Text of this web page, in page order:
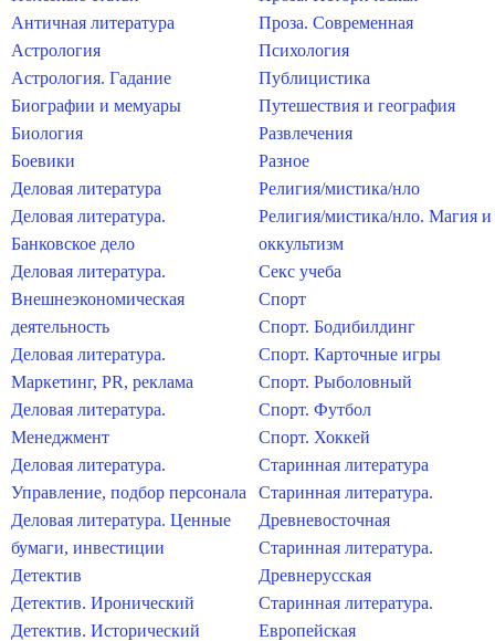
Античная литература
Астрология
Астрология. Гадание
Биографии и мемуары
Биология
Боевики
Деловая литература
Деловая литература.
Банковское дело
Деловая литература.
Внешнеэкономическая
деятельность
Деловая литература.
Маркетинг, PR, реклама
Деловая литература.
Менеджмент
Деловая литература.
Управление, подбор персонала
Деловая литература. Ценные
бумаги, инвестиции
Детектив
Детектив. Иронический
Детектив. Исторический
Проза. Современная
Психология
Публицистика
Путешествия и география
Развлечения
Разное
Религия/мистика/нло
Религия/мистика/нло. Магия и
оккультизм
Секс учеба
Спорт
Спорт. Бодибилдинг
Спорт. Карточные игры
Спорт. Рыболовный
Спорт. Футбол
Спорт. Хоккей
Старинная литература
Старинная литература.
Древневосточная
Старинная литература.
Древнерусская
Старинная литература.
Европейская